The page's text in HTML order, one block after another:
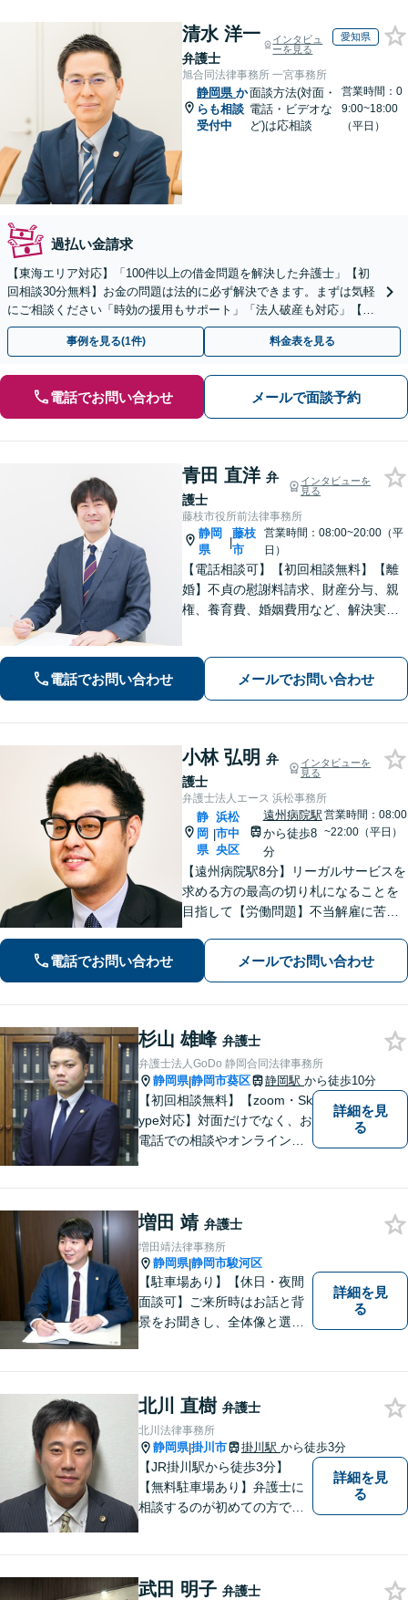
清水 洋一
弁護士
インタビュ
ーを見る
愛知県
旭合同法律事務所 一宮事務所
静岡県 か
らも相談
受付中
面談方法(対面・
電話・ビデオな
ど)は応相談
営業時間：0
9:00~18:00
（平日）
過払い金請求
【東海エリア対応】「100件以上の借金問題を解決した弁護士」【初
回相談30分無料】お金の問題は法的に必ず解決できます。まずは気軽
にご相談ください「時効の援用もサポート」「法人破産も対応」【休
日夜間相談可】【完全個室制】【分割払い対応】
事例を見る(1件) 料金表を見る
電話でお問い合わせ メールで面談予約
青田 直洋 弁
護士
インタビューを
見る
藤枝市役所前法律事務所
静岡
県
|
藤枝
市
営業時間：08:00~20:00（平
日）
【電話相談可】【初回相談無料】【離
婚】不貞の慰謝料請求、財産分与、親
権、養育費、婚姻費用など、解決実績
ションを取りながらお話を進めてまい
ります【法テラス利用可】【藤枝市役
電話でお問い合わせ メールでお問い合わせ
小林 弘明 弁
護士
インタビューを
見る
弁護士法人エース 浜松事務所
静
岡
県
|
浜松
市中
央区
遠州病院駅
から徒歩8
分
営業時間：08:00
~22:00（平日）
【遠州病院駅8分】リーガルサービスを
求める方の最高の切り札になることを
目指して【労働問題】不当解雇に苦し
を模索します【離婚問題】認知請求・
養育費の請求など、辛い状況を好転さ
電話でお問い合わせ メールでお問い合わせ
杉山 雄峰 弁護士
弁護士法人GoDo 静岡合同法律事務所
静岡県|静岡市葵区 静岡駅 から徒歩10分
【初回相談無料】【zoom・Sk
ype対応】対面だけでなく、お
電話での相談やオンライン相
だける最善の解決を目指しま
す。【ウェブ予約システムで
迅速な対応】
詳細を見
る
増田 靖 弁護士
増田靖法律事務所
静岡県|静岡市駿河区
【駐車場あり】【休日・夜間
面談可】ご来所時はお話と背
景をお聞きし、全体像と選択
ください。
詳細を見
る
北川 直樹 弁護士
北川法律事務所
静岡県|掛川市 掛川駅 から徒歩3分
【JR掛川駅から徒歩3分】
【無料駐車場あり】弁護士に
相談するのが初めての方でも
には、可能な限り早く解決に
詳細を見
る
武田 明子 弁護士